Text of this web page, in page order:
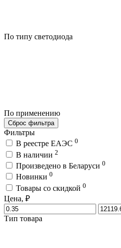
По типу светодиода
По применению
Сброс фильтра
Фильтры
В реестре ЕАЭС 0
В наличии 2
Произведено в Беларуси 0
Новинки 0
Товары со скидкой 0
Цена, ₽
Тип товара